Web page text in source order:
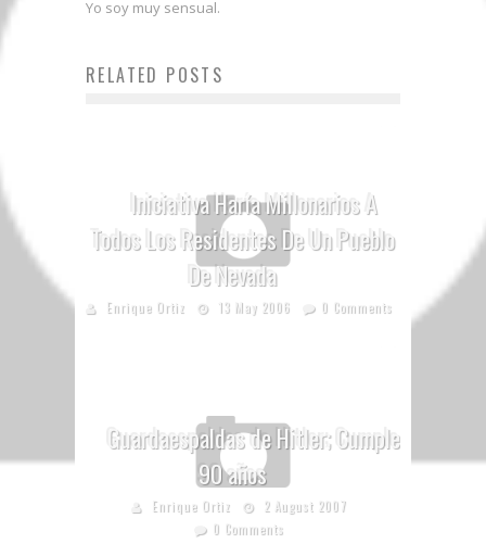
Yo soy muy sensual.
RELATED POSTS
Iniciativa Haría Millonarios A
Todos Los Residentes De Un Pueblo
De Nevada
Enrique Ortiz 13 May 2006 0 Comments
Guardaespaldas de Hitler; Cumple
90 años
Enrique Ortiz
2 August 2007
0 Comments